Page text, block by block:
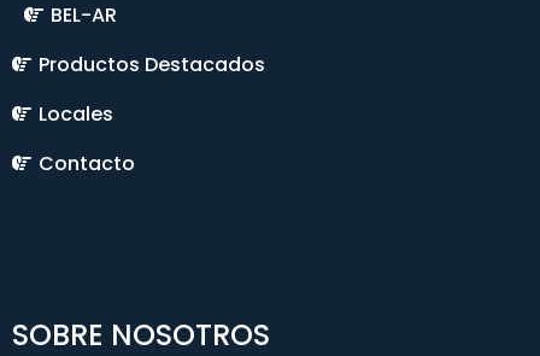
BEL-AR
Productos Destacados
Locales
Contacto
SOBRE NOSOTROS